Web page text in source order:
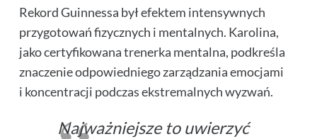
Rekord Guinnessa był efektem intensywnych
przygotowań fizycznych i mentalnych. Karolina,
jako certyfikowana trenerka mentalna, podkreśla
znaczenie odpowiedniego zarządzania emocjami
i koncentracji podczas ekstremalnych wyzwań.
Najważniejsze to uwierzyć